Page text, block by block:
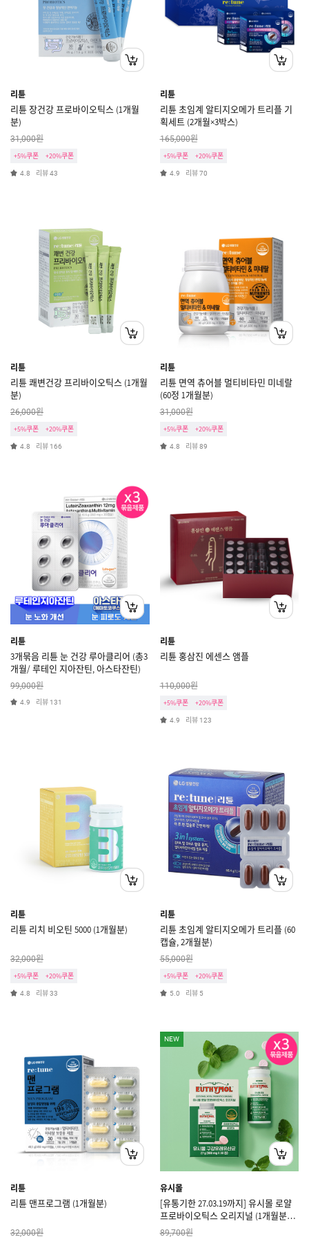
리튠
리튠 장건강 프로바이오틱스 (1개월
분)
31,000원
+5%쿠폰 +20%쿠폰
4.8 리뷰43
리튠
리튠 초임계 알티지오메가 트리플 기
획세트 (2개월×3박스)
165,000원
+5%쿠폰 +20%쿠폰
4.9 리뷰70
리튠
리튠 쾌변건강 프리바이오틱스 (1개월
분)
26,000원
+5%쿠폰 +20%쿠폰
4.8 리뷰 166
리튠
리튠 면역 츄어블 멀티비타민 미네랄
(60정 1개월분)
31,000원
+5%쿠폰 +20%쿠폰
4.8 리뷰89
리튠
3개묶음 리튠 눈 건강 루아클리어 (총3
개월/ 루테인 지아잔틴, 아스타잔틴)
99,000원
4.9 리뷰 131
리튠
리튠 홍삼진 에센스 앰플
110,000원
+5%쿠폰 +20%쿠폰
4.9 리뷰 123
리튠
리튠 리치 비오틴 5000 (1개월분)
32,000원
+5%쿠폰 +20%쿠폰
4.8 리뷰33
리튠
리튠 초임계 알티지오메가 트리플 (60
캡슐, 2개월분)
55,000원
+5%쿠폰 +20%쿠폰
5.0 리뷰 5
리튠
리튠 맨프로그램 (1개월분)
32,000원
NEW
유시몰
[유통기한 27.03.19까지] 유시몰 로얄
프로바이오틱스 오리지널 (1개월분×3
개)
89,700원